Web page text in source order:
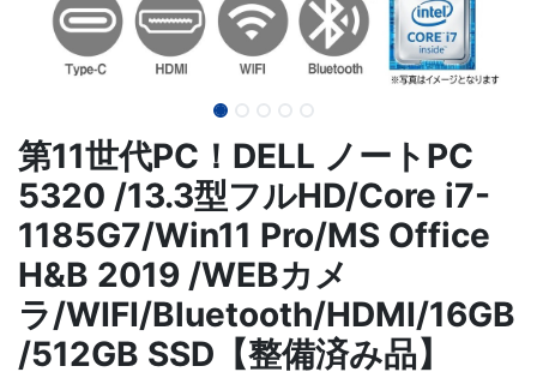
第11世代PC！DELL ノートPC
5320 /13.3型フルHD/Core i7-
1185G7/Win11 Pro/MS Office
H&B 2019 /WEBカメ
ラ/WIFI/Bluetooth/HDMI/16GB
/512GB SSD【整備済み品】